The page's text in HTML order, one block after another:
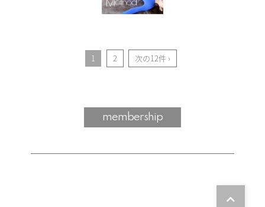
1 2 次の12件 ›
membership